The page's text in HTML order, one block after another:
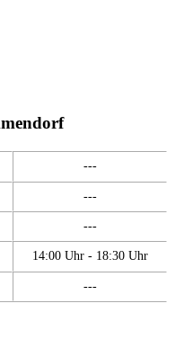
---
---
---
14:00 Uhr - 18:30 Uhr
---